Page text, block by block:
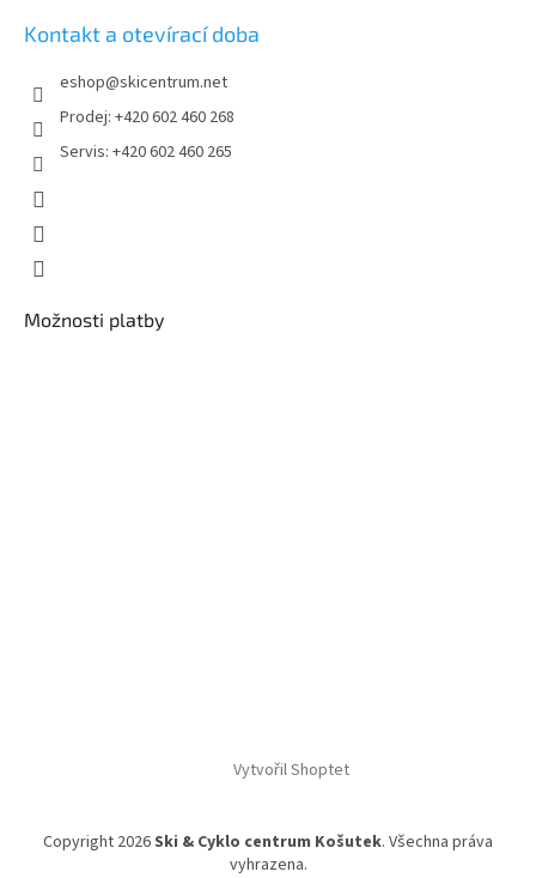
Kontakt a otevírací doba
eshop@skicentrum.net
Prodej: +420 602 460 268
Servis: +420 602 460 265
Možnosti platby
Vytvořil Shoptet
Copyright 2026Ski & Cyklo centrum Košutek. Všechna práva
vyhrazena.